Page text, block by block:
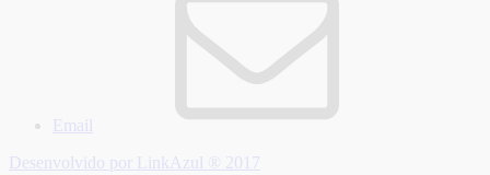
Email
Desenvolvido por LinkAzul ® 2017